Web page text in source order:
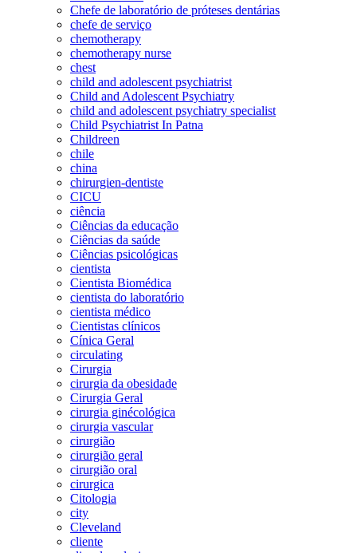
Chefe de laboratório de próteses dentárias
chefe de serviço
chemotherapy
chemotherapy nurse
chest
child and adolescent psychiatrist
Child and Adolescent Psychiatry
child and adolescent psychiatry specialist
Child Psychiatrist In Patna
Childreen
chile
china
chirurgien-dentiste
CICU
ciência
Ciências da educação
Ciências da saúde
Ciências psicológicas
cientista
Cientista Biomédica
cientista do laboratório
cientista médico
Cientistas clínicos
Cínica Geral
circulating
Cirurgia
cirurgia da obesidade
Cirurgia Geral
cirurgia ginécológica
cirurgia vascular
cirurgião
cirurgião geral
cirurgião oral
cirurgica
Citologia
city
Cleveland
cliente